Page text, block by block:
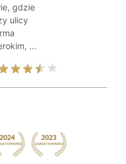
gdzie
ulicy
...